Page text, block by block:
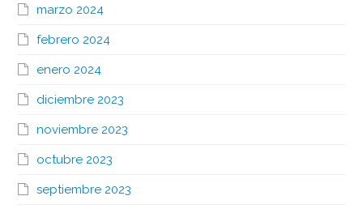
marzo 2024
febrero 2024
enero 2024
diciembre 2023
noviembre 2023
octubre 2023
septiembre 2023